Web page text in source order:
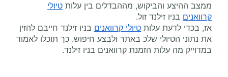
ממצב ההיצע והביקוש, מההבדלים בין עלות טיולי
קרוואנים בניו זילנד זול.
אז, בכדי לדעת עלות טיולי קרוואנים בניו זילנד חייבם להזין
את נתוני הטיולי שלכ באתר ולבצע חיפוש. כך תוכלו לאמוד
במדוייק מה עלות הזמנת קרוואנים בניו זילנד.